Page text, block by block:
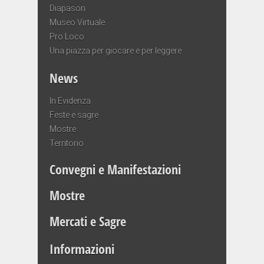
Diapason
Museo Virtuale
Pro Loco
Una piazza per giocare e per leggere
News
In Evidenza
Feste e sagre
Mostre
Territorio
Convegni e Manifestazioni
Mostre
Mercati e Sagre
Informazioni